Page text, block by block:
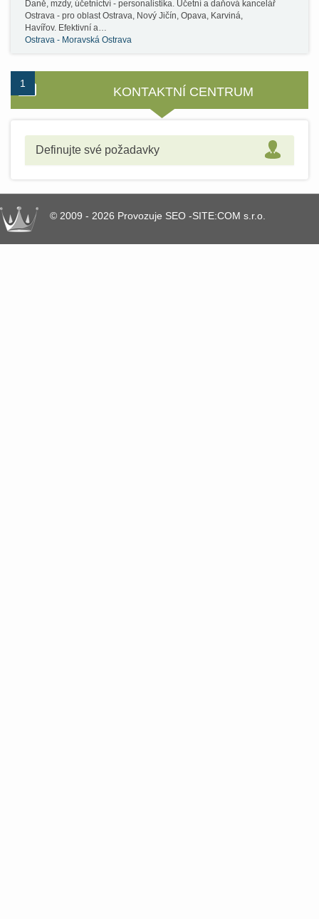
Daně, mzdy, účetnictví - personalistika. Účetní a daňová kancelář
Ostrava - pro oblast Ostrava, Nový Jičín, Opava, Karviná,
Havířov. Efektivní a…
Ostrava - Moravská Ostrava
1
KONTAKTNÍ CENTRUM
Definujte své požadavky
© 2009 - 2026 Provozuje SEO -SITE:COM s.r.o.